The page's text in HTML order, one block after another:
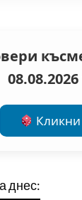
08.08.2026
Кликни
днес: